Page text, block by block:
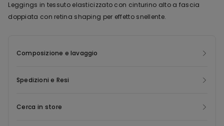
Leggings in tessuto elasticizzato con cinturino alto a fascia
doppiata con retina shaping per effetto snellente.
Composizione e lavaggio
Spedizioni e Resi
Cerca in store